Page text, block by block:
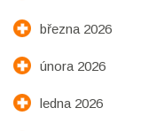
března 2026
února 2026
ledna 2026